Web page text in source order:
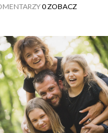
0 ZOBACZ